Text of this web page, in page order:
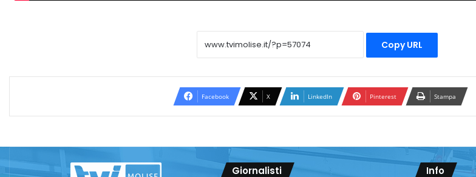
Copy URL
Facebook X LinkedIn Pinterest Stampa
Giornalisti Info